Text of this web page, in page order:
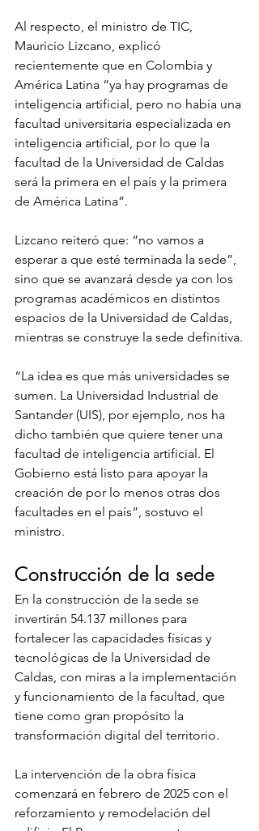
Al respecto, el ministro de TIC,
Mauricio Lizcano, explicó
recientemente que en Colombia y
América Latina “ya hay programas de
inteligencia artificial, pero no había una
facultad universitaria especializada en
inteligencia artificial, por lo que la
facultad de la Universidad de Caldas
será la primera en el país y la primera
de América Latina”.
Lizcano reiteró que: “no vamos a
esperar a que esté terminada la sede”,
sino que se avanzará desde ya con los
programas académicos en distintos
espacios de la Universidad de Caldas,
mientras se construye la sede definitiva.
“La idea es que más universidades se
sumen. La Universidad Industrial de
Santander (UIS), por ejemplo, nos ha
dicho también que quiere tener una
facultad de inteligencia artificial. El
Gobierno está listo para apoyar la
creación de por lo menos otras dos
facultades en el país”, sostuvo el
ministro.
Construcción de la sede
En la construcción de la sede se
invertirán 54.137 millones para
fortalecer las capacidades físicas y
tecnológicas de la Universidad de
Caldas, con miras a la implementación
y funcionamiento de la facultad, que
tiene como gran propósito la
transformación digital del territorio.
La intervención de la obra física
comenzará en febrero de 2025 con el
reforzamiento y remodelación del